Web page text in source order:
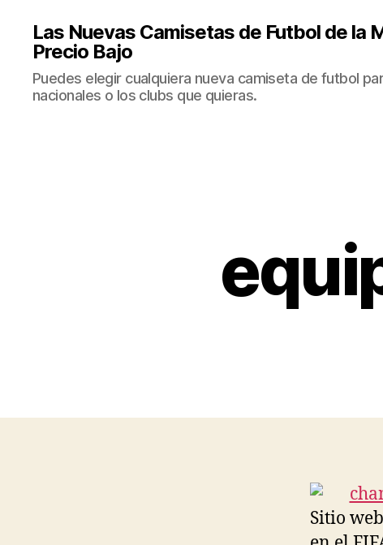
Las Nuevas Camisetas de Futbol de la
Precio Bajo
Puedes elegir cualquiera nueva camiseta de futbol
nacionales o los clubs que quieras.
Sitio